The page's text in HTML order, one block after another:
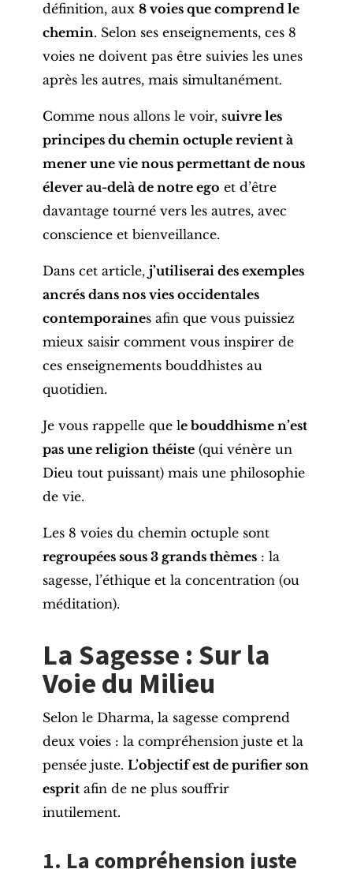
définition, aux 8 voies que comprend le
chemin. Selon ses enseignements, ces 8
voies ne doivent pas être suivies les unes
après les autres, mais simultanément.
Comme nous allons le voir, suivre les
principes du chemin octuple revient à
mener une vie nous permettant de nous
élever au-delà de notre ego et d’être
davantage tourné vers les autres, avec
conscience et bienveillance.
Dans cet article, j’utiliserai des exemples
ancrés dans nos vies occidentales
contemporaines afin que vous puissiez
mieux saisir comment vous inspirer de
ces enseignements bouddhistes au
quotidien.
Je vous rappelle que le bouddhisme n’est
pas une religion théiste(qui vénère un
Dieu tout puissant) mais une philosophie
de vie.
Les 8 voies du chemin octuple sont
regroupées sous 3 grands thèmes: la
sagesse, l’éthique et la concentration (ou
méditation).
La Sagesse : Sur la
Voie du Milieu
Selon le Dharma, la sagesse comprend
deux voies : la compréhension juste et la
pensée juste. L’objectif est de purifier son
espritafin de ne plus souffrir
inutilement.
1. La compréhension juste